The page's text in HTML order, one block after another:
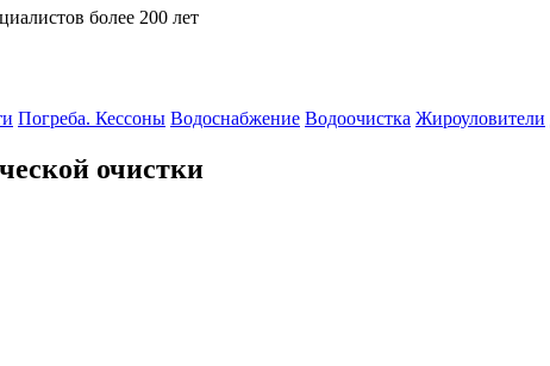
более 200 лет
Погреба. Кессоны Водоснабжение Водоочистка Жироуловители
очистки